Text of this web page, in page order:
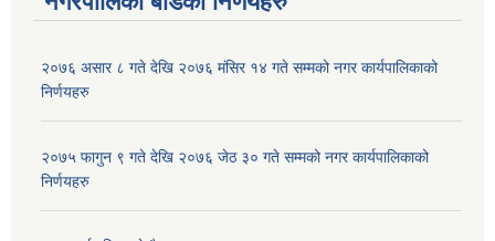
२०७६ असार ८ गते देखि २०७६ मंसिर १४ गते सम्मको नगर कार्यपालिकाको
निर्णयहरु
२०७५ फागुन ९ गते देखि २०७६ जेठ ३० गते सम्मको नगर कार्यपालिकाको
निर्णयहरु